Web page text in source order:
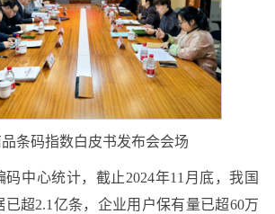
条码指数白皮书发布会会场
码中心统计，截止2024年11月底，我国
已超2.1亿条，企业用户保有量已超60万